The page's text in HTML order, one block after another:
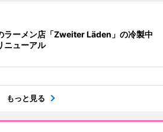
ラーメン店「Zweiter Läden」の冷製中
ニューアル
もっと見る